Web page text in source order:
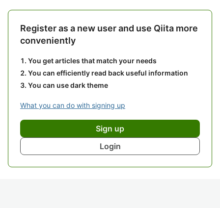
Register as a new user and use Qiita more
conveniently
You get articles that match your needs
You can efficiently read back useful information
You can use dark theme
What you can do with signing up
Sign up
Login